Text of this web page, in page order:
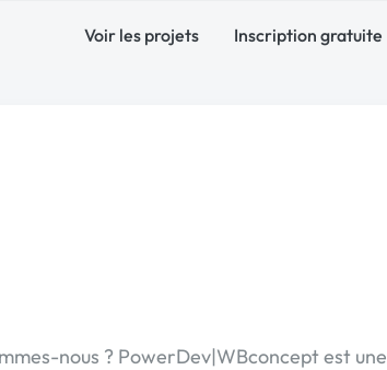
Voir les projets Inscription gratuite
nous ? PowerDev|WBconcept est une